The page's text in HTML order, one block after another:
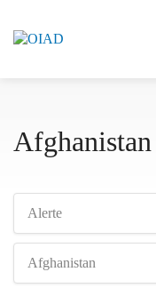
Afghanistan
Alerte
Afghanistan